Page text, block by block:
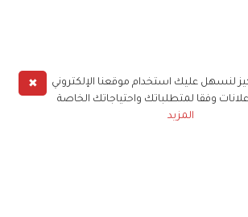
✖
لنسهل عليك استخدام موقعنا الإلكتروني
وفقا لمتطلباتك واحتياجاتك الخاصة
المزيد